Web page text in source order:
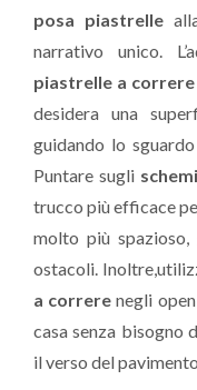
posa piastrelle
narrativo unico.
piastrelle a correre
desidera una
guidando lo
Puntare sugli
trucco più efficace
molto più spazioso,
ostacoli.
a correrenegli
casa senza bisogno
il verso del